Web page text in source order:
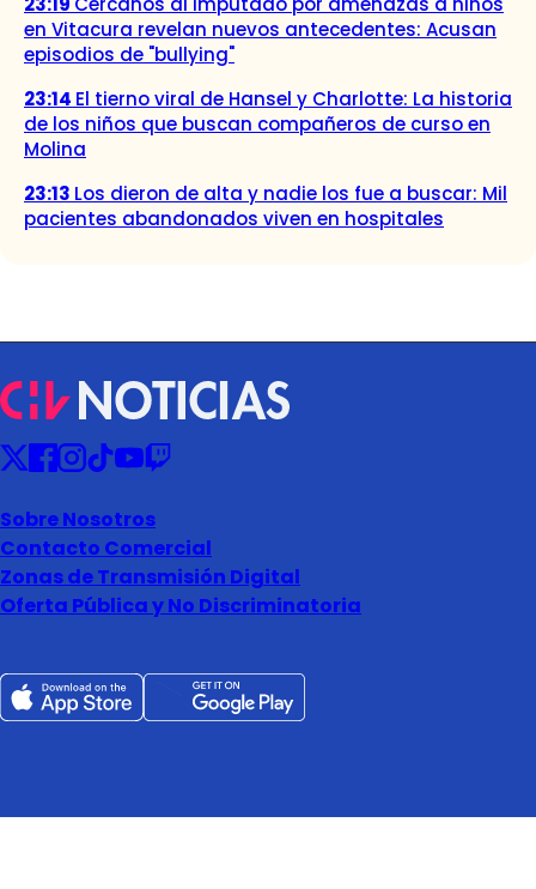
en Vitacura revelan nuevos antecedentes: Acusan
episodios de "bullying"
23:14 El tierno viral de Hansel y Charlotte: La historia
de los niños que buscan compañeros de curso en
Molina
23:13 Los dieron de alta y nadie los fue a buscar: Mil
pacientes abandonados viven en hospitales
Sobre Nosotros
Contacto Comercial
Zonas de Transmisión Digital
Oferta Pública y No Discriminatoria